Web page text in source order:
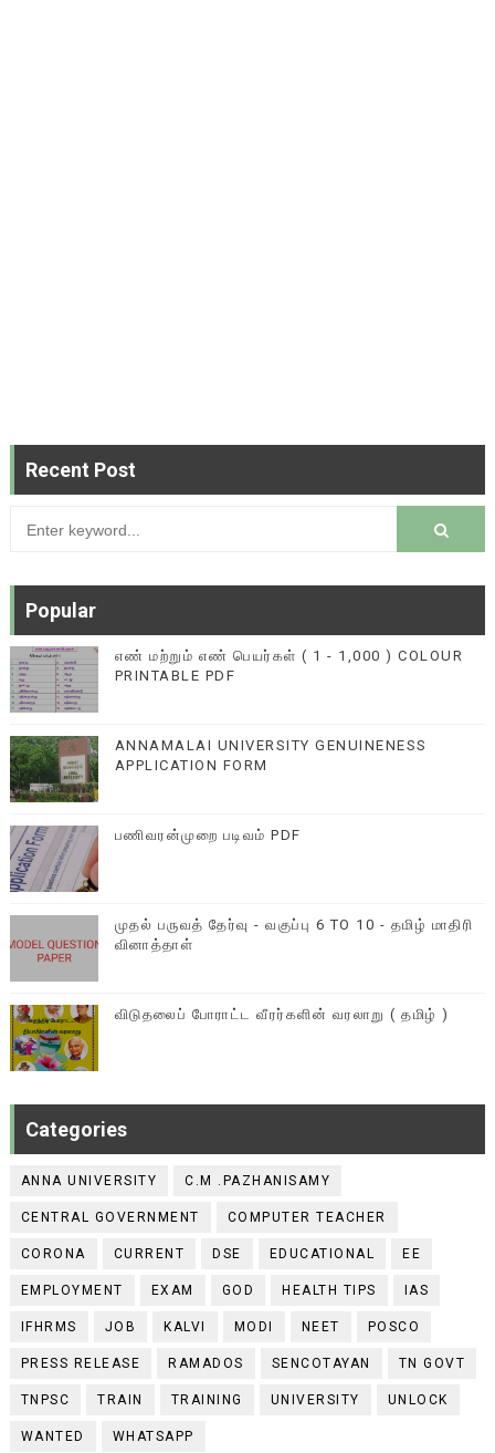
Recent Post
Popular
எண் மற்றும் எண் பெயர்கள் ( 1 - 1,000 ) COLOUR
PRINTABLE PDF
ANNAMALAI UNIVERSITY GENUINENESS
APPLICATION FORM
பணிவரன்முறை படிவம் PDF
முதல் பருவத் தேர்வு - வகுப்பு 6 TO 10 - தமிழ் மாதிரி
வினாத்தாள்
விடுதலைப் போராட்ட வீரர்களின் வரலாறு ( தமிழ் )
Categories
ANNA UNIVERSITY C.M .PAZHANISAMY
CENTRAL GOVERNMENT COMPUTER TEACHER
CORONA CURRENT DSE EDUCATIONAL EE
EMPLOYMENT EXAM GOD HEALTH TIPS IAS
IFHRMS JOB KALVI MODI NEET POSCO
PRESS RELEASE RAMADOS SENCOTAYAN TN GOVT
TNPSC TRAIN TRAINING UNIVERSITY UNLOCK
WANTED WHATSAPP